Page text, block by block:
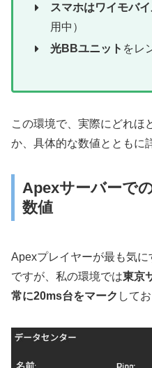
スマホはワイモバ
用中）
光BBユニット をレ
この環境で、実際にどれほ
か、具体的な数値とともに
Apexサーバーで
数値
Apexプレイヤーが最も気に
ですが、私の環境では東京
常に20ms台をマーク して